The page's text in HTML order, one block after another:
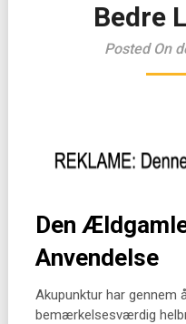
Bedre
Posted On
Den
Anvendelse
Akupunktur har gennem
bemærkelsesværdig